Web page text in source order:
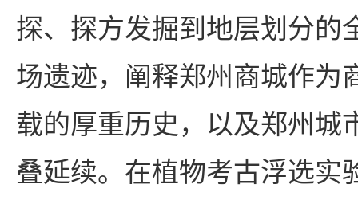
探、探方发掘到地层划分的
场遗迹，阐释郑州商城作为
载的厚重历史，以及郑州城
叠延续。在植物考古浮选实